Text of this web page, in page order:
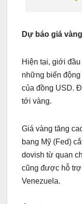
Dự báo giá vàng
Hiện tại, giới
những biến
của đồng USD.
tới vàng.
Giá vàng tăng
bang Mỹ (Fed)
dovish từ quan
cũng được hỗ
Venezuela.